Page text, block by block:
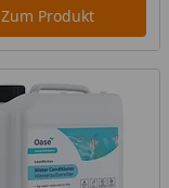
Zum Produkt